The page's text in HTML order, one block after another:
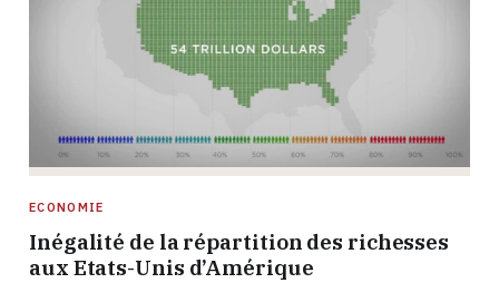
ECONOMIE
Inégalité de la répartition des richesses
aux Etats-Unis d’Amérique